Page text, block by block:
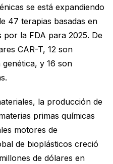
se está expandiendo
47 terapias basadas en
por la FDA para 2025. De
CAR-T, 12 son
y 16 son
la producción de
primas químicas
motores de
de bioplásticos creció
de dólares en